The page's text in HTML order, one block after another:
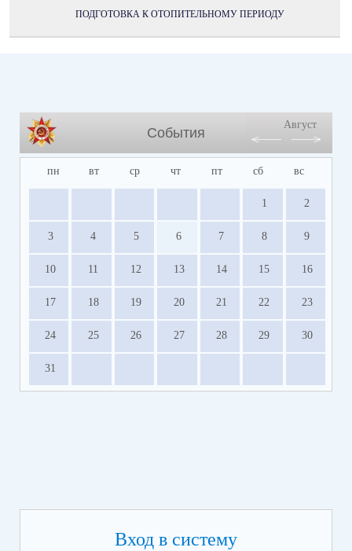
ПОДГОТОВКА К ОТОПИТЕЛЬНОМУ ПЕРИОДУ
События
Август
пн вт ср чт пт сб вс
1 2
3 4 5 6 7 8 9
10 11 12 13 14 15 16
17 18 19 20 21 22 23
24 25 26 27 28 29 30
31
Вход в систему